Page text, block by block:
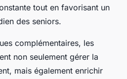
tout en favorisant un
des seniors.
complémentaires, les
non seulement gérer la
mais également enrichir